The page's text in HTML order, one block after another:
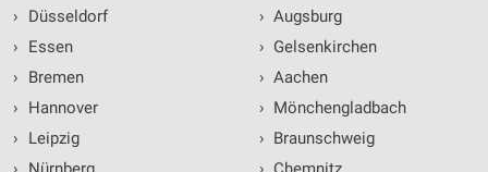
›
Düsseldorf
›
Essen
›
Bremen
›
Hannover
›
Leipzig
› Augsburg
› Gelsenkirchen
› Aachen
› Mönchengladbach
› Braunschweig